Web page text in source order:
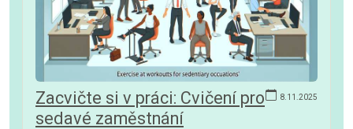
8.11.2025
Zacvičte si v práci: Cvičení pro
sedavé zaměstnání